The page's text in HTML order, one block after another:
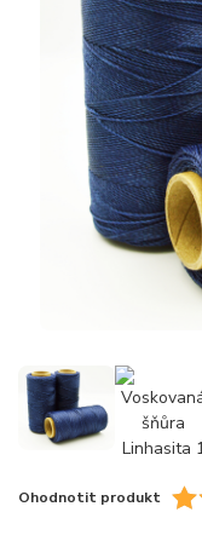
Ohodnotit produkt